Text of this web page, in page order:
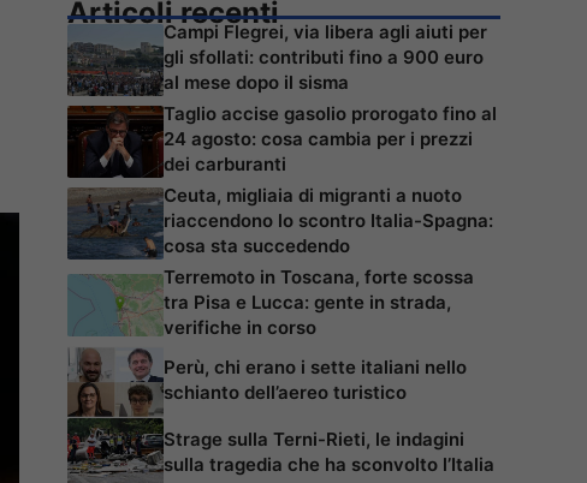
Articoli recenti
Campi Flegrei, via libera agli aiuti per
gli sfollati: contributi fino a 900 euro
al mese dopo il sisma
Taglio accise gasolio prorogato fino al
24 agosto: cosa cambia per i prezzi
dei carburanti
Ceuta, migliaia di migranti a nuoto
riaccendono lo scontro Italia-Spagna:
cosa sta succedendo
Terremoto in Toscana, forte scossa
tra Pisa e Lucca: gente in strada,
verifiche in corso
Perù, chi erano i sette italiani nello
schianto dell’aereo turistico
Strage sulla Terni-Rieti, le indagini
sulla tragedia che ha sconvolto l’Italia